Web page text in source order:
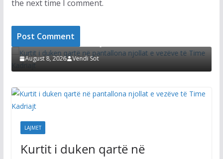
the next time I comment.
Kurtit i duken qartë në pantallona njollat e
vezëve të Time Kadriajt
August 8, 2026 Vendi Sot
LAJMET
Kurtit i duken qartë në